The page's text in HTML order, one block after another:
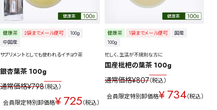
健康茶 2袋までメール便可
100g
中国産
サプリメントとしても使われるイチョウ茶
銀杏葉茶 100g
通常価格¥798 税込
会員限定特別卸価格¥ 725 税込
健康茶 1袋までメール便可
国産
100g
忙しく、生活が不規則な方に
国産枇杷の葉茶 100g
通常価格¥807 税込
会員限定特別卸価格¥734 税込